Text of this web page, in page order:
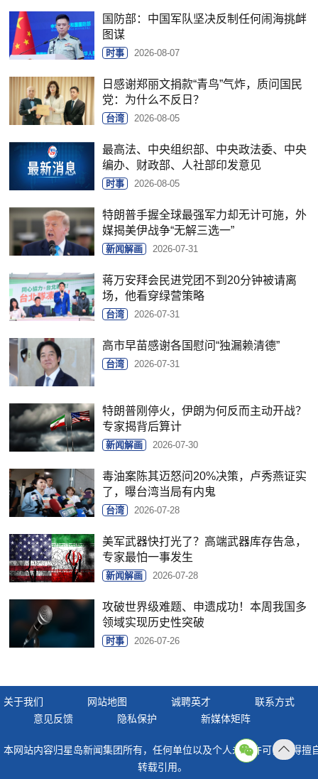
国防部：中国军队坚决反制任何闹海挑衅
图谋
时事 2026-08-07
日感谢郑丽文捐款“青鸟”气炸，质问国民
党：为什么不反日？
台湾 2026-08-05
最高法、中央组织部、中央政法委、中央
编办、财政部、人社部印发意见
时事 2026-08-05
特朗普手握全球最强军力却无计可施，外
媒揭美伊战争“无解三选一”
新闻解画 2026-07-31
蒋万安拜会民进党团不到20分钟被请离
场，他看穿绿营策略
台湾 2026-07-31
高市早苗感谢各国慰问“独漏赖清德”
台湾 2026-07-31
特朗普刚停火，伊朗为何反而主动开战？
专家揭背后算计
新闻解画 2026-07-30
毒油案陈其迈怒问20%决策，卢秀燕证实
了，曝台湾当局有内鬼
台湾 2026-07-28
美军武器快打光了？高端武器库存告急，
专家最怕一事发生
新闻解画 2026-07-28
攻破世界级难题、申遗成功！本周我国多
领域实现历史性突破
时事 2026-07-26
关于我们 网站地图 诚聘英才
联系方式
意见反馈
隐私保护 新媒体矩阵
本网站内容归星岛新闻集团所有，任何单位以及个人未经许可，不得擅
转载引用。